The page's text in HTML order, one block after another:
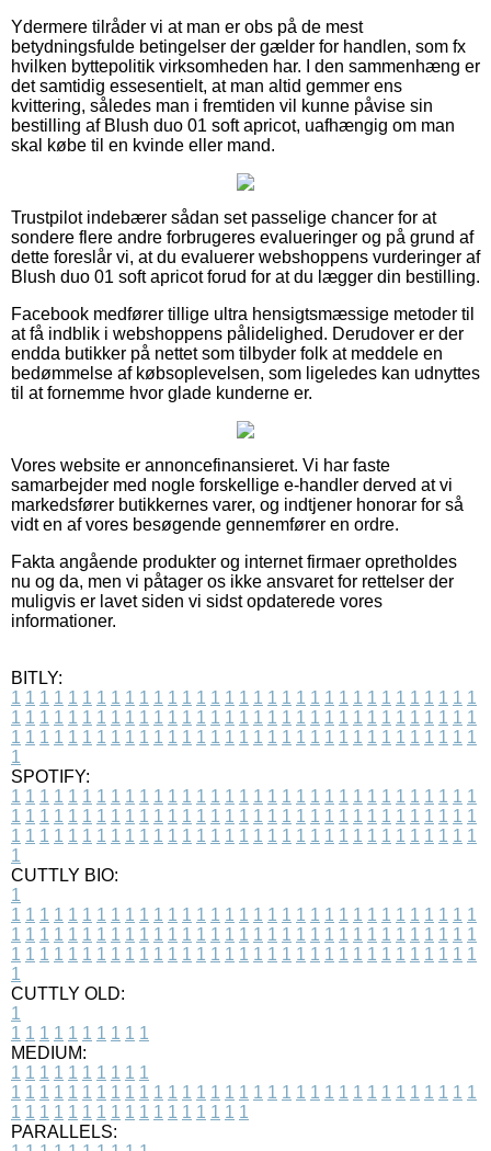
Ydermere tilråder vi at man er obs på de mest
betydningsfulde betingelser der gælder for handlen, som fx
hvilken byttepolitik virksomheden har. I den sammenhæng er
det samtidig essesentielt, at man altid gemmer ens
kvittering, således man i fremtiden vil kunne påvise sin
bestilling af Blush duo 01 soft apricot, uafhængig om man
skal købe til en kvinde eller mand.
Trustpilot indebærer sådan set passelige chancer for at
sondere flere andre forbrugeres evalueringer og på grund af
dette foreslår vi, at du evaluerer webshoppens vurderinger af
Blush duo 01 soft apricot forud for at du lægger din bestilling.
Facebook medfører tillige ultra hensigtsmæssige metoder til
at få indblik i webshoppens pålidelighed. Derudover er der
endda butikker på nettet som tilbyder folk at meddele en
bedømmelse af købsoplevelsen, som ligeledes kan udnyttes
til at fornemme hvor glade kunderne er.
Vores website er annoncefinansieret. Vi har faste
samarbejder med nogle forskellige e-handler derved at vi
markedsfører butikkernes varer, og indtjener honorar for så
vidt en af vores besøgende gennemfører en ordre.
Fakta angående produkter og internet firmaer opretholdes
nu og da, men vi påtager os ikke ansvaret for rettelser der
muligvis er lavet siden vi sidst opdaterede vores
informationer.
BITLY:
1 1 1 1 1 1 1 1 1 1 1 1 1 1 1 1 1 1 1 1 1 1 1 1 1 1 1 1 1 1 1 1 1
1 1 1 1 1 1 1 1 1 1 1 1 1 1 1 1 1 1 1 1 1 1 1 1 1 1 1 1 1 1 1 1 1
1 1 1 1 1 1 1 1 1 1 1 1 1 1 1 1 1 1 1 1 1 1 1 1 1 1 1 1 1 1 1 1 1
1
SPOTIFY:
1 1 1 1 1 1 1 1 1 1 1 1 1 1 1 1 1 1 1 1 1 1 1 1 1 1 1 1 1 1 1 1 1
1 1 1 1 1 1 1 1 1 1 1 1 1 1 1 1 1 1 1 1 1 1 1 1 1 1 1 1 1 1 1 1 1
1 1 1 1 1 1 1 1 1 1 1 1 1 1 1 1 1 1 1 1 1 1 1 1 1 1 1 1 1 1 1 1 1
1
CUTTLY BIO:
1
1 1 1 1 1 1 1 1 1 1 1 1 1 1 1 1 1 1 1 1 1 1 1 1 1 1 1 1 1 1 1 1 1
1 1 1 1 1 1 1 1 1 1 1 1 1 1 1 1 1 1 1 1 1 1 1 1 1 1 1 1 1 1 1 1 1
1 1 1 1 1 1 1 1 1 1 1 1 1 1 1 1 1 1 1 1 1 1 1 1 1 1 1 1 1 1 1 1 1
1
CUTTLY OLD:
1
1 1 1 1 1 1 1 1 1 1
MEDIUM:
1 1 1 1 1 1 1 1 1 1
1 1 1 1 1 1 1 1 1 1 1 1 1 1 1 1 1 1 1 1 1 1 1 1 1 1 1 1 1 1 1 1 1
1 1 1 1 1 1 1 1 1 1 1 1 1 1 1 1 1
PARALLELS: